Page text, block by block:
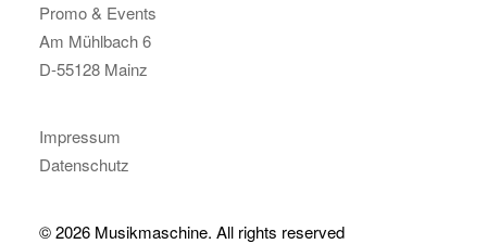
Promo & Events
Am Mühlbach 6
D-55128 Mainz
Impressum
Datenschutz
© 2026 Musikmaschine. All rights reserved